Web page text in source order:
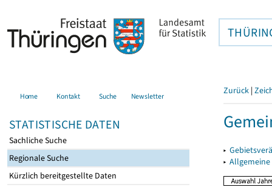
Home Kontakt Suche Newsletter
STATISTISCHE DATEN
Sachliche Suche
Regionale Suche
Kürzlich bereitgestellte Daten
Zurück |
▸
▸